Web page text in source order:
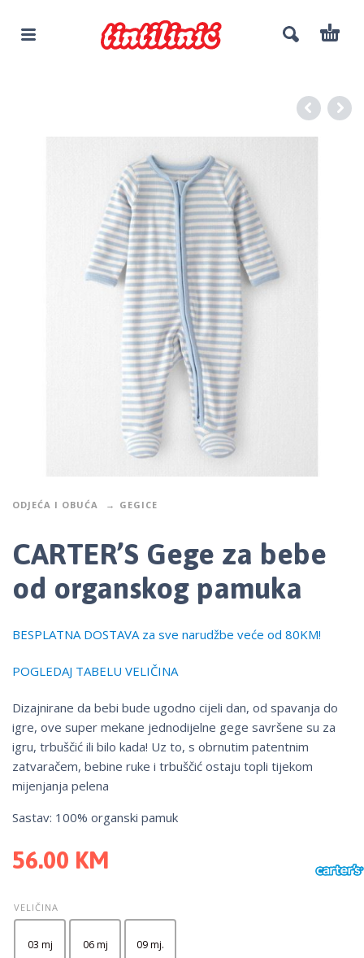
ODJEĆA I OBUĆA GEGICE
CARTER’S Gege za bebe
od organskog pamuka
BESPLATNA DOSTAVA za sve narudžbe veće od 80KM!
POGLEDAJ TABELU VELIČINA
Dizajnirane da bebi bude ugodno cijeli dan, od spavanja do
igre, ove super mekane jednodijelne gege savršene su za
igru, trbuščić ili bilo kada! Uz to, s obrnutim patentnim
zatvaračem, bebine ruke i trbuščić ostaju topli tijekom
mijenjanja pelena
Sastav: 100% organski pamuk
56.00 KM
VELIČINA
03 mj 06 mj 09 mj.